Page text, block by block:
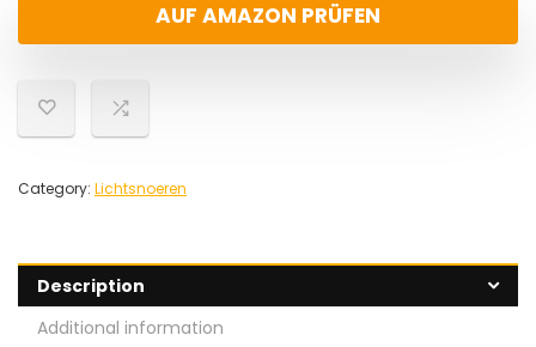
AUF AMAZON PRÜFEN
Category: Lichtsnoeren
Description
Additional information